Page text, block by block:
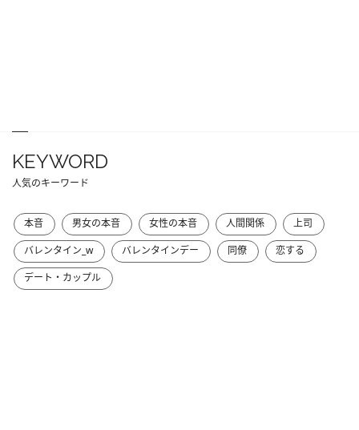
KEYWORD
人気のキーワード
本音 男女の本音 女性の本音 人間関係
上司
バレンタイン_w
バレンタインデー 同僚
恋する
デート・カップル